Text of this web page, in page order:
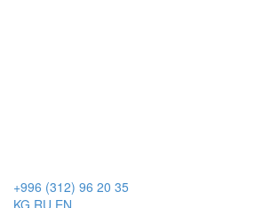
+996 (312) 96 20 35
KG RU EN